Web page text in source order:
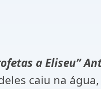
a Eliseu”
caiu na